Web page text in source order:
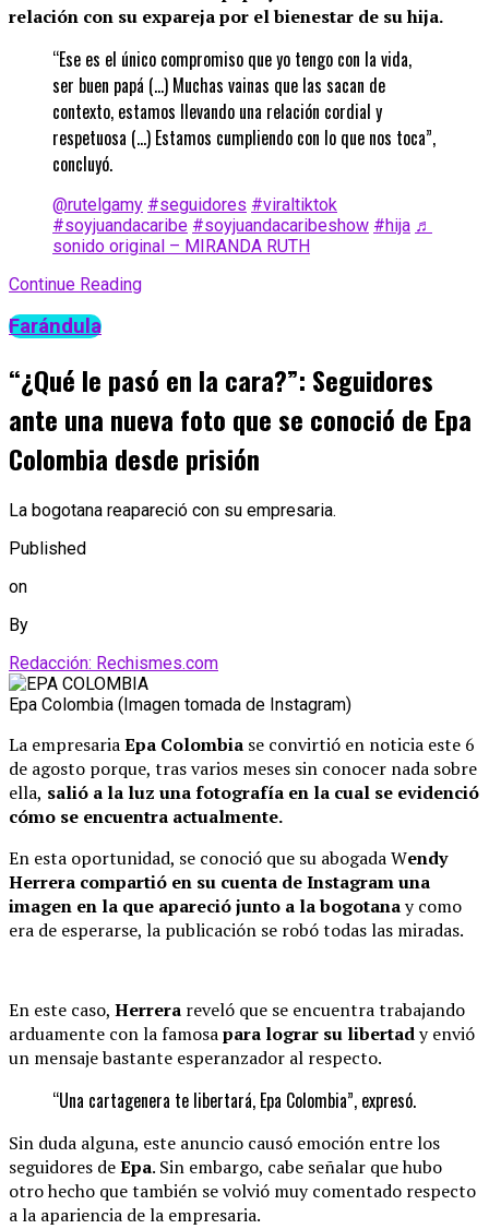
relación con su expareja por el bienestar de su hija.
“Ese es el único compromiso que yo tengo con la vida,
ser buen papá (…) Muchas vainas que las sacan de
contexto, estamos llevando una relación cordial y
respetuosa (…) Estamos cumpliendo con lo que nos toca”,
concluyó.
@rutelgamy #seguidores #viraltiktok
#soyjuandacaribe #soyjuandacaribeshow #hija ♬
sonido original – MIRANDA RUTH
Continue Reading
Farándula
“¿Qué le pasó en la cara?”: Seguidores
ante una nueva foto que se conoció de Epa
Colombia desde prisión
La bogotana reapareció con su empresaria.
Published
on
By
Redacción: Rechismes.com
Epa Colombia (Imagen tomada de Instagram)
La empresariaEpa Colombia se convirtió en noticia este 6
de agosto porque, tras varios meses sin conocer nada sobre
ella, salió a la luz una fotografía en la cual se evidenció
cómo se encuentra actualmente.
En esta oportunidad, se conoció que su abogada Wendy
Herrera compartió en su cuenta de Instagram una
imagen en la que apareció junto a la bogotanay como
era de esperarse, la publicación se robó todas las miradas.
En este caso, Herrera reveló que se encuentra trabajando
arduamente con la famosapara lograr su libertady envió
un mensaje bastante esperanzador al respecto.
“Una cartagenera te libertará, Epa Colombia”, expresó.
Sin duda alguna, este anuncio causó emoción entre los
seguidores deEpa. Sin embargo, cabe señalar que hubo
otro hecho que también se volvió muy comentado respecto
a la apariencia de la empresaria.